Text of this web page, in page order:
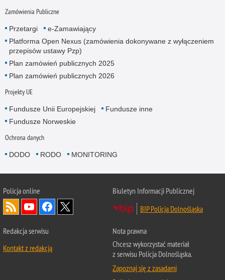
Zamówienia Publiczne
Przetargi
e-Zamawiający
Platforma Open Nexus (zamówienia dokonywane z wyłączeniem
przepisów ustawy Pzp)
Plan zamówień publicznych 2025
Plan zamówień publicznych 2026
Projekty UE
Fundusze Unii Europejskiej
Fundusze inne
Fundusze Norweskie
Ochrona danych
DODO RODO MONITORING
Policjaonline
Biuletyn Informacji Publicznej
BIP Policja Dolnośląska
Redakcja serwisu
Kontakt z redakcją
Nota prawna
Chcesz wykorzystać materiał
z serwisu Policja Dolnośląska.
Zapoznaj się z zasadami